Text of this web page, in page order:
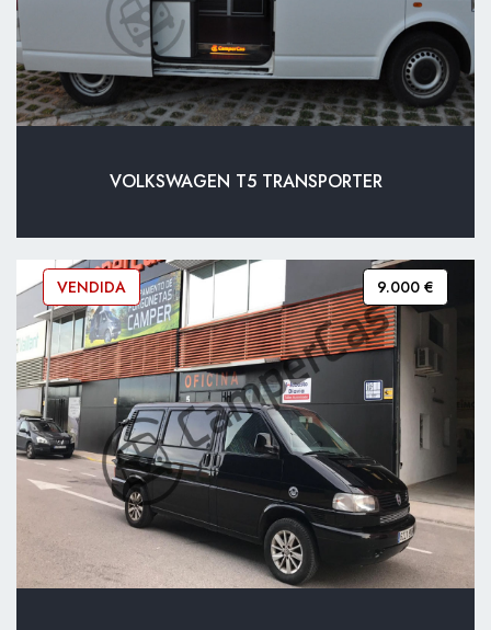
VOLKSWAGEN T5 TRANSPORTER
VENDIDA 9.000 €